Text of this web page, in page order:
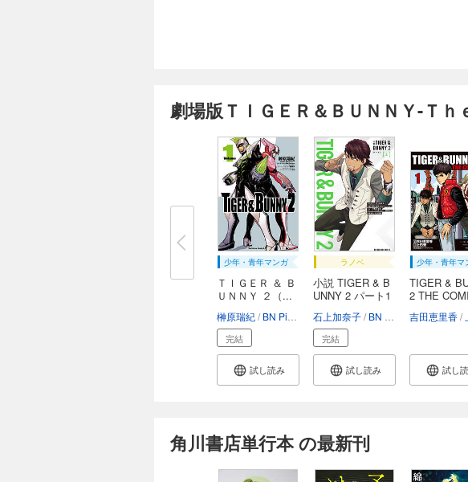
劇場版ＴＩＧＥＲ＆ＢＵＮＮＹ-Ｔ
少年・青年マンガ
ＴＩＧＥＲ ＆ Ｂ
ＵＮＮＹ ２（...
榊原瑞紀 BN Pictures 西田征史 桂正和
完結
試し読み
ラノベ
小説 TIGER & B
UNNY 2 パート1
石上加奈子 BN Pictures 西田征史
完結
試し読み
少年・青年マ
TIGER &
2 THE
吉田恵里香
試し
角川書店単行本 の最新刊